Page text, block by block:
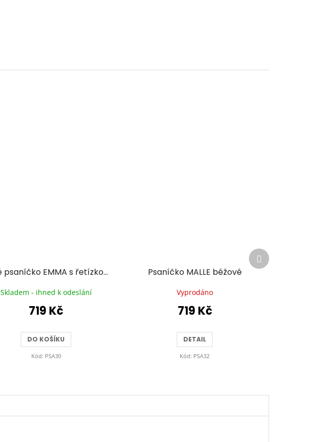
Zlaté psaníčko EMMA s řetízkovým popruhem
Skladem - ihned k odeslání
719 Kč
DO KOŠÍKU
Kód: PSA30
Psaníčko MALLE béžové
Vyprodáno
719 Kč
DETAIL
Kód: PSA32
Další
produkt